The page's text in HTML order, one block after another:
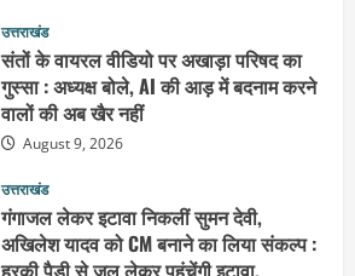
उत्तराखंड
गंगाजल लेकर इटावा निकलीं सुमन देवी,
अखिलेश यादव को CM बनाने का लिया संकल्प :
हरकी पैड़ी से जल लेकर पहुंचेंगी इटावा,
केदारेश्वर मंदिर में करेंगी जलाभिषेक
उत्तराखंड
युवा कांग्रेस के 66वें स्थापना दिवस पर हरिद्वार
में गूंजा युवाओं की आवाज बुलंद करने का संकल्प